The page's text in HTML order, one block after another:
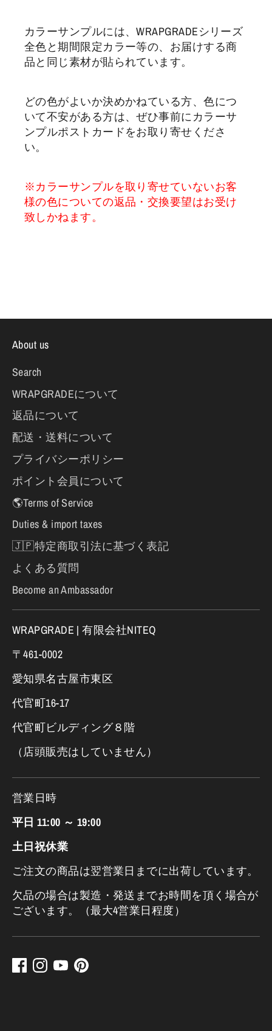
カラーサンプルには、WRAPGRADEシリーズ
全色と期間限定カラー等の、お届けする商
品と同じ素材が貼られています。
どの色がよいか決めかねている方、色につ
いて不安がある方は、ぜひ事前にカラーサ
ンプルポストカードをお取り寄せくださ
い。
※カラーサンプルを取り寄せていないお客
様の色についての返品・交換要望はお受け
致しかねます。
About us
Search
WRAPGRADEについて
返品について
配送・送料について
プライバシーポリシー
ポイント会員について
🌎Terms of Service
Duties & import taxes
🇯🇵特定商取引法に基づく表記
よくある質問
Become an Ambassador
WRAPGRADE | 有限会社NITEQ
〒461-0002
愛知県名古屋市東区
代官町16-17
代官町ビルディング８階
（店頭販売はしていません）
営業日時
平日 11:00 ～ 19:00
土日祝休業
ご注文の商品は翌営業日までに出荷しています。
欠品の場合は製造・発送までお時間を頂く場合が
ございます。（最大4営業日程度）